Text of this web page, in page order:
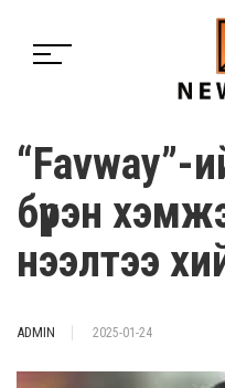
“Favway”-
бүрэн
нээлтээ
ADMIN 2025-01-24